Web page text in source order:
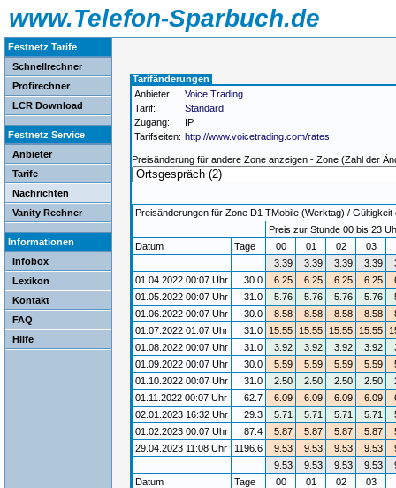
www.Telefon-Sparbuch.de
Festnetz Tarife
Schnellrechner
Profirechner
LCR Download
Festnetz Service
Anbieter
Tarife
Nachrichten
Vanity Rechner
Informationen
Infobox
Lexikon
Kontakt
FAQ
Hilfe
Tarifänderungen
Anbieter:
Voice Trading
Tarif:
Standard
Zugang:
IP
Tarifseiten: http://www.voicetrading.com/rates
Preisänderung für andere Zone anzeigen - Zone (Zahl der
Preisänderungen für Zone D1 TMobile (Werktag) / Gültigkeit
Preis zur Stunde 00 bis 23
Datum
Tage 00 01 02 03
3.39
3.39 3.39 3.39
01.04.2022 00:07 Uhr
30.0 6.25 6.25 6.25 6.25
01.05.2022 00:07 Uhr
31.0 5.76 5.76 5.76 5.76
01.06.2022 00:07 Uhr
30.0 8.58 8.58 8.58 8.58
01.07.2022 01:07 Uhr
31.0 15.55 15.55 15.55 15.55
01.08.2022 00:07 Uhr
31.0 3.92 3.92 3.92 3.92
01.09.2022 00:07 Uhr
30.0 5.59 5.59 5.59 5.59
01.10.2022 00:07 Uhr
31.0 2.50 2.50 2.50 2.50
01.11.2022 00:07 Uhr
62.7 6.09 6.09 6.09 6.09
02.01.2023 16:32 Uhr
29.3 5.71 5.71 5.71 5.71
01.02.2023 00:07 Uhr
87.4 5.87 5.87 5.87 5.87
29.04.2023 11:08 Uhr
1196.6 9.53 9.53 9.53 9.53
9.53
9.53 9.53 9.53
Datum
Tage 00 01 02 03